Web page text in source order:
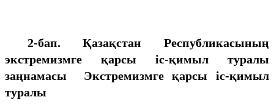
2-бап. Қазақстан Республикасының
экстремизмге қарсы ic-қимыл туралы
заңнамасы
Экстремизмге қарсы іс-қимыл
туралы